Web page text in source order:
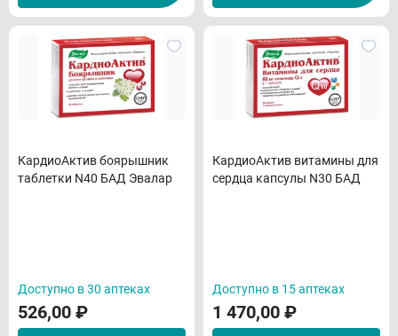
КардиоАктив боярышник
таблетки N40 БАД Эвалар
Доступно в 30 аптеках
526,00 ₽
КардиоАктив витамины для
сердца капсулы N30 БАД
Доступно в 15 аптеках
1 470,00 ₽